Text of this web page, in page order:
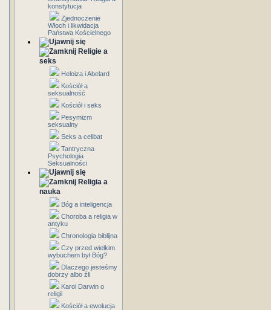
konstytucja
Zjednoczenie
Włoch i likwidacja
Państwa Kościelnego
Religie a
seks
Heloiza i Abelard
Kościół a
seksualność
Kościół i seks
Pesymizm
seksualny
Seks a celibat
Tantryczna
Psychologia
Seksualności
Religia a
nauka
Bóg a inteligencja
Choroba a religia w
antyku
Chronologia biblijna
Czy przed wielkim
wybuchem był Bóg?
Dlaczego jesteśmy
dobrzy albo źli
Karol Darwin o
religii
Kościół a ewolucja